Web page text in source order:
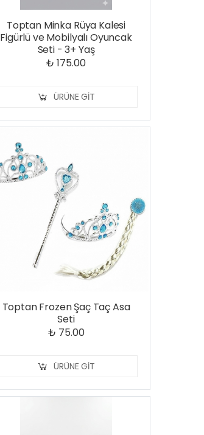
Toptan Minka Rüya Kalesi
Figürlü ve Mobilyalı Oyuncak
Seti - 3+ Yaş
₺ 175.00
ÜRÜNE GIT
Toptan Frozen Şaç Taç Asa
Seti
₺ 75.00
ÜRÜNE GIT